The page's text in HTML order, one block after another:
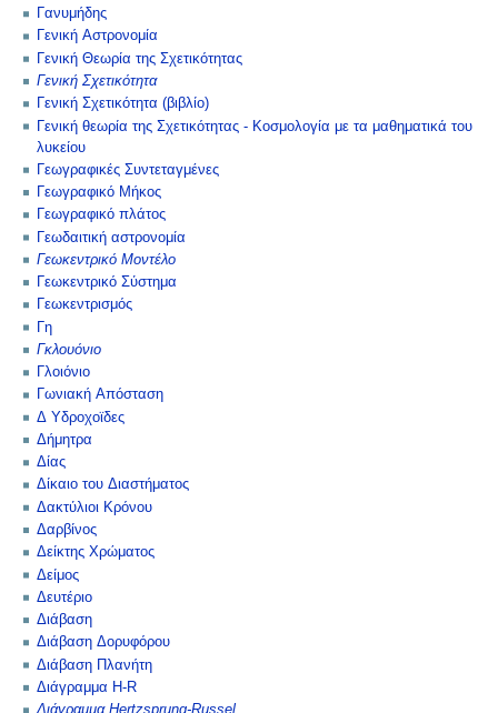
Γανυμήδης
Γενική Αστρονομία
Γενική Θεωρία της Σχετικότητας
Γενική Σχετικότητα
Γενική Σχετικότητα (βιβλίο)
Γενική θεωρία της Σχετικότητας - Κοσμολογία με τα μαθηματικά του
λυκείου
Γεωγραφικές Συντεταγμένες
Γεωγραφικό Μήκος
Γεωγραφικό πλάτος
Γεωδαιτική αστρονομία
Γεωκεντρικό Μοντέλο
Γεωκεντρικό Σύστημα
Γεωκεντρισμός
Γη
Γκλουόνιο
Γλοιόνιο
Γωνιακή Απόσταση
Δ Υδροχοϊδες
Δήμητρα
Δίας
Δίκαιο του Διαστήματος
Δακτύλιοι Κρόνου
Δαρβίνος
Δείκτης Χρώματος
Δείμος
Δευτέριο
Διάβαση
Διάβαση Δορυφόρου
Διάβαση Πλανήτη
Διάγραμμα H-R
Διάγραμμα Hertzsprung-Russel